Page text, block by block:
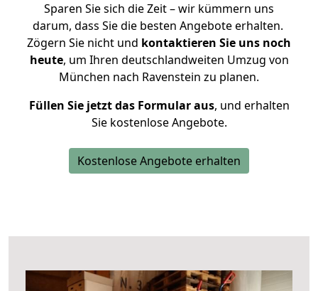
Sparen Sie sich die Zeit – wir kümmern uns
darum, dass Sie die besten Angebote erhalten.
Zögern Sie nicht und kontaktieren Sie uns noch
heute, um Ihren deutschlandweiten Umzug von
München nach Ravenstein zu planen.
Füllen Sie jetzt das Formular aus, und erhalten
Sie kostenlose Angebote.
Kostenlose Angebote erhalten